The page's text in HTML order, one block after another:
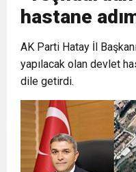
6:19
17:36 KURUMLAR
1:00 İTSO İŞ-KUR SGK TOPLANTI
DUYURUSU
21:40 CEYLANDERE’DE
hastane
AK Parti Hatay İl
yapılacak olan devlet
dile getirdi.